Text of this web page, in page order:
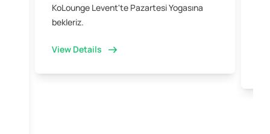
KoLounge Levent'te Pazartesi Yogasına
bekleriz.
View Details